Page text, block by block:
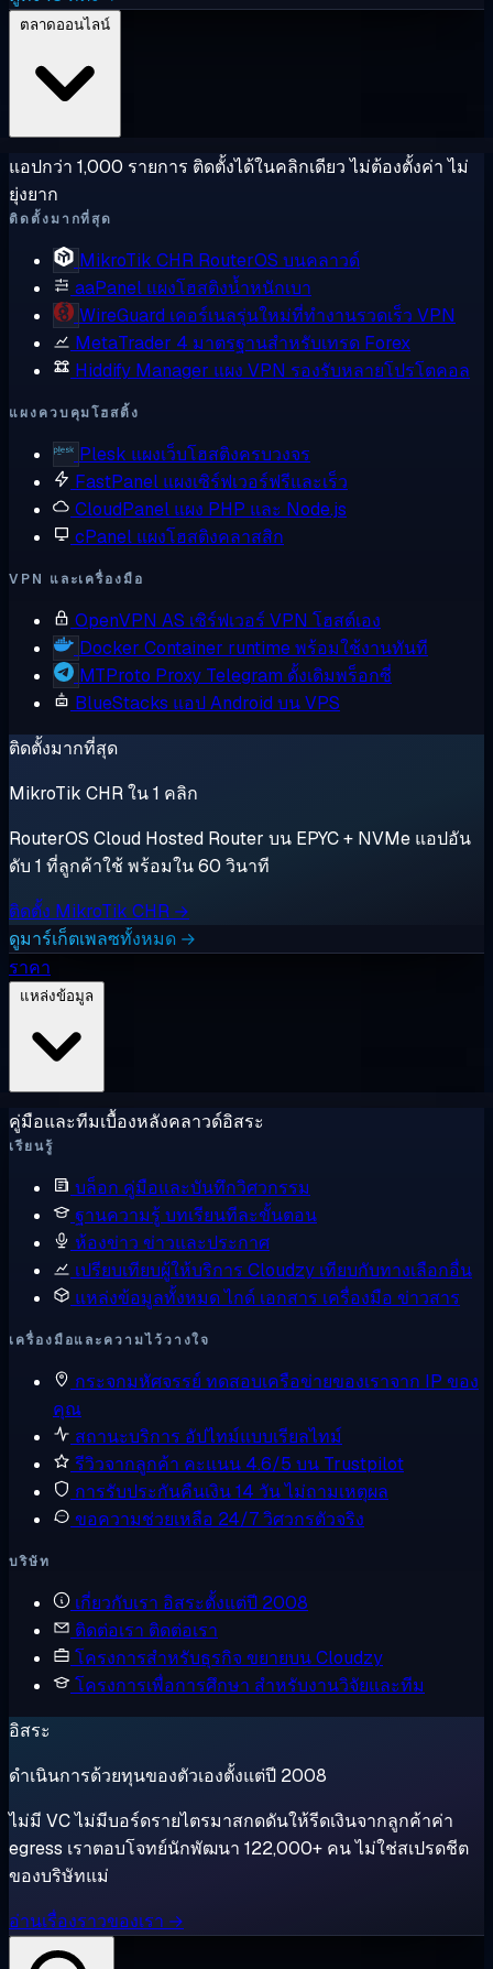
แอปกว่า 1,000 รายการ ติดตั้งได้ในคลิกเดียว ไม่ต้องตั้งค่า ไม่
ยุ่งยาก
ติดตั้งมากที่สุด
MikroTik CHR RouterOS บนคลาวด์
aaPanel แผงโฮสติงน้ำหนักเบา
WireGuard เคอร์เนลรุ่นใหม่ที่ทำงานรวดเร็ว VPN
MetaTrader 4 มาตรฐานสำหรับเทรด Forex
Hiddify Manager แผง VPN รองรับหลายโปรโตคอล
แผงควบคุมโฮสติ้ง
Plesk แผงเว็บโฮสติงครบวงจร
FastPanel แผงเซิร์ฟเวอร์ฟรีและเร็ว
CloudPanel แผง PHP และ Node.js
cPanel แผงโฮสติงคลาสสิก
VPN และเครื่องมือ
OpenVPN AS เซิร์ฟเวอร์ VPN โฮสต์เอง
Docker Container runtime พร้อมใช้งานทันที
MTProto Proxy Telegram ดั้งเดิมพร็อกซี่
BlueStacks แอป Android บน VPS
ติดตั้งมากที่สุด
MikroTik CHR ใน 1 คลิก
RouterOS Cloud Hosted Router บน EPYC + NVMe แอปอัน
ดับ 1 ที่ลูกค้าใช้ พร้อมใน 60 วินาที
ติดตั้ง MikroTik CHR →
ดูมาร์เก็ตเพลซทั้งหมด →
ราคา
คู่มือและทีมเบื้องหลังคลาวด์อิสระ
เรียนรู้
บล็อก คู่มือและบันทึกวิศวกรรม
ฐานความรู้ บทเรียนทีละขั้นตอน
ห้องข่าว ข่าวและประกาศ
เปรียบเทียบผู้ให้บริการ Cloudzy เทียบกับทางเลือกอื่น
แหล่งข้อมูลทั้งหมดไกด์ เอกสาร เครื่องมือ ข่าวสาร
เครื่องมือและความไว้วางใจ
กระจกมหัศจรรย์ ทดสอบเครือข่ายของเราจาก IP ของ
คุณ
สถานะบริการ อัปไทม์แบบเรียลไทม์
รีวิวจากลูกค้า คะแนน 4.6/5 บน Trustpilot
การรับประกันคืนเงิน14 วัน ไม่ถามเหตุผล
ขอความช่วยเหลือ 24/7 วิศวกรตัวจริง
บริษัท
เกี่ยวกับเรา อิสระตั้งแต่ปี 2008
ติดต่อเรา ติดต่อเรา
โครงการสำหรับธุรกิจ ขยายบน Cloudzy
โครงการเพื่อการศึกษา สำหรับงานวิจัยและทีม
อิสระ
ดำเนินการด้วยทุนของตัวเองตั้งแต่ปี 2008
ไม่มี VC ไม่มีบอร์ดรายไตรมาสกดดันให้รีดเงินจากลูกค้าค่า
egress เราตอบโจทย์นักพัฒนา 122,000+ คน ไม่ใช่สเปรดชีต
ของบริษัทแม่
อ่านเรื่องราวของเรา →